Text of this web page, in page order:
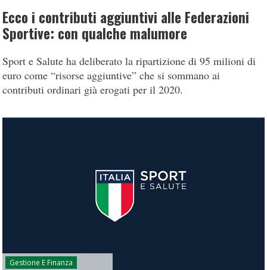
Ecco i contributi aggiuntivi alle Federazioni
Sportive: con qualche malumore
Sport e Salute ha deliberato la ripartizione di 95 milioni di
euro come “risorse aggiuntive” che si sommano ai
contributi ordinari già erogati per il 2020.
Gestione E Finanza